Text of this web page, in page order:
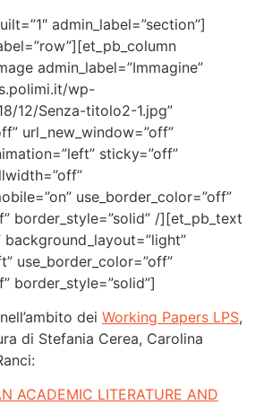
admin_label=”section”]
admin_label=”Immagine”
wp-
12/Senza-titolo2-1.jpg”
url_new_window=”off”
sticky=”off”
use_border_color=”off”
border_style=”solid” /][et_pb_text
background_layout=”light”
use_border_color=”off”
border_style=”solid”]
dei Working Papers LPS,
di Stefania Cerea, Carolina
ACADEMIC LITERATURE AND